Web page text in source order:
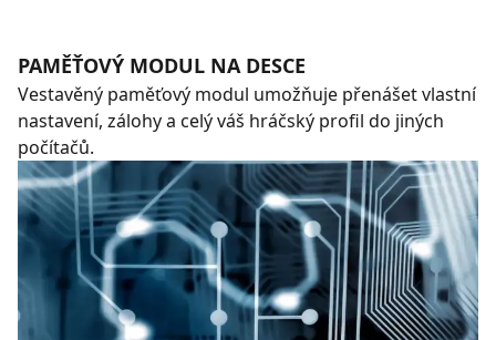
PAMĚŤOVÝ MODUL NA DESCE
Vestavěný paměťový modul umožňuje přenášet vlastní
nastavení, zálohy a celý váš hráčský profil do jiných
počítačů.